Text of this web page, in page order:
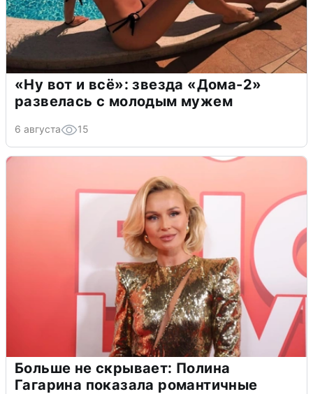
«Ну вот и всё»: звезда «Дома-2»
развелась с молодым мужем
6 августа 15
Больше не скрывает: Полина
Гагарина показала романтичные